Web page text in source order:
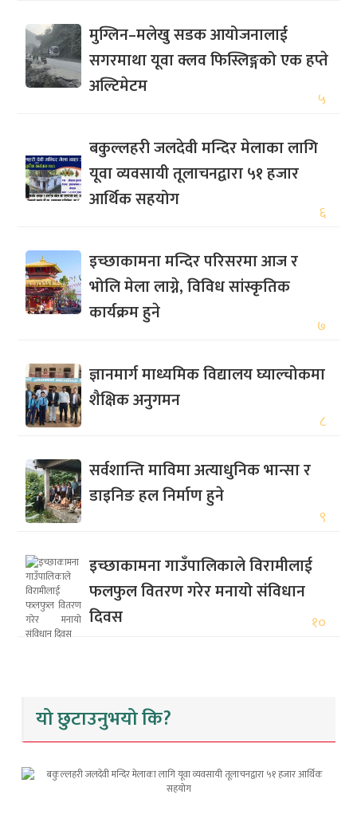
मुग्लिन–मलेखु सडक आयोजनालाई
सगरमाथा यूवा क्लव फिस्लिङ्गको एक हप्ते
अल्टिमेटम
५
बकुल्लहरी जलदेवी मन्दिर मेलाका लागि
यूवा व्यवसायी तूलाचनद्वारा ५१ हजार
आर्थिक सहयोग
६
इच्छाकामना मन्दिर परिसरमा आज र
भोलि मेला लाग्ने, विविध सांस्कृतिक
कार्यक्रम हुने
७
ज्ञानमार्ग माध्यमिक विद्यालय घ्याल्चोकमा
शैक्षिक अनुगमन
८
सर्वशान्ति माविमा अत्याधुनिक भान्सा र
डाइनिङ हल निर्माण हुने
९
इच्छाकामना गाउँपालिकाले विरामीलाई
फलफुल वितरण गरेर मनायो संविधान
दिवस
१०
यो छुटाउनुभयो कि?